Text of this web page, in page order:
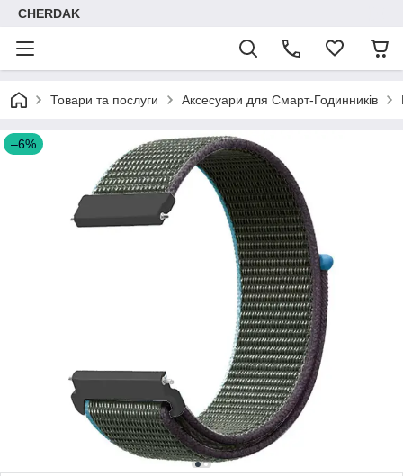
CHERDAK
Товари та послуги Аксесуари для Смарт-Годинників
–6%